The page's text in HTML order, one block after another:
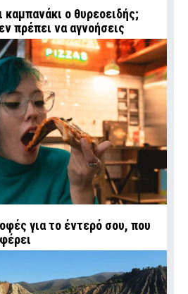
ο θυρεοειδής;
πρέπει να αγνοήσεις
για το έντερό σου, που